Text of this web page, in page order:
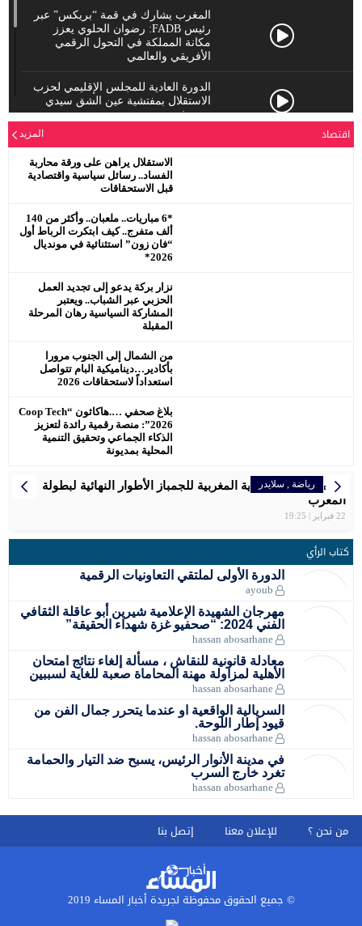
المغرب يشارك في قمة “بريكس” عبر
رئيس FADB: رضوان الحلوي يعزز
مكانة المملكة في التحول الرقمي
الأفريقي والعالمي
الدورة العادية للمجلس الإقليمي لحزب
الاستقلال بمفتشية عين الشق سيدي
معروف
رئيس جماعة البروج / اقليم سطات : لا
يحترم جلالة الملك محمد السادس
اقتصاد المزيد
الاستقلال يراهن على ورقة محاربة
الفساد.. رسائل سياسية واقتصادية
قبل الاستحقاقات
*6 مباريات.. ملعبان.. وأكثر من 140
ألف متفرج.. كيف ابتكرت الرباط أول
“فان زون” استثنائية في مونديال
2026*
نزار بركة يدعو إلى تجديد العمل
الحزبي عبر الشباب.. ويعتبر
المشاركة السياسية رهان المرحلة
المقبلة
من الشمال إلى الجنوب مرورا
بأكادير…ديناميكية البام تتواصل
استعداداً لاستحقاقات 2026
بلاغ صحفي ….هاكاثون “Coop Tech
2026”: منصة رقمية رائدة لتعزيز
الذكاء الجماعي وتحقيق التنمية
المحلية بمديونة
رياضة سلايدر
سبورتينغ الدار البيضاء لكرة القدم النسوية يوقّع شراكة استراتيجية
مع علامة رائدة في مجال المشروبات الرياضية
رياضة , سلايدر
تنظم الجامعة الملكية المغربية للجمباز الأطوار النهائية لبطولة
المغرب
22 فبراير | 19:25
المرأة رياضة سلايدر
المغربية سعاد مقتدري تواصل التحدي برالي دكار بالمملكة العربية
السعودية
إقتصاد اخبار وطنية رياضة سلايدر
بلاغ الصحفي… اللجنة الإقليمية للمبادرة الوطنية للتنمية البشرية
عمالة مقاطعة عين الشق
رياضة
سفيان البقالي فخر المغرب ، اهدى لصاحب الجلالة الميدالية
الاولمبية .
رياضة سلايدر
مواعيد مباريات المنتخب الأولمبي المغربي في أولمبياد باريس
2024 – مسابقة كرة القدم
رياضة سلايدر
الرجاء البيضاوي يتوج بكأس العرش للمرة التاسعة
كتاب الرأي
الدورة الأولى لملتقي التعاونيات الرقمية
ayoub
مهرجان الشهيدة الإعلامية شيرين أبو عاقلة الثقافي
الفني 2024: “صحفيو غزة شهداء الحقيقة”
hassan abosarhane
معادلة قانونية للنقاش ، مسألة إلغاء نتائج امتحان
الأهلية لمزاولة مهنة المحاماة صعبة للغاية لسببين
hassan abosarhane
السريالية الواقعية او عندما يتحرر جمال الفن من
قيود إطار اللوحة.
hassan abosarhane
في مدينة الأنوار الرئيس، يسبح ضد التيار والحمامة
تغرد خارج السرب
hassan abosarhane
من نحن ؟ للإعلان معنا إتصل بنا
© جميع الحقوق محفوظة لجريدة أخبار المساء 2019